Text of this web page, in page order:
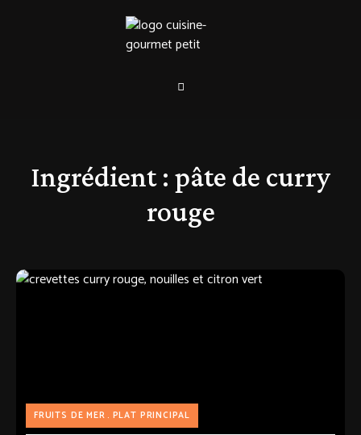
Ingrédient : pâte de curry
rouge
FRUITS DE MER PLAT PRINCIPAL